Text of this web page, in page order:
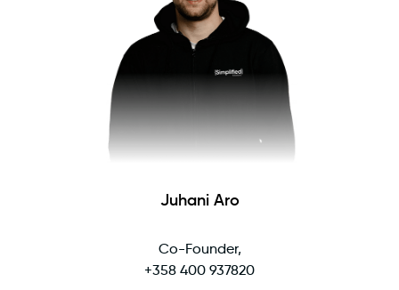
Juhani Aro
Co-Founder,
+358 400 937820